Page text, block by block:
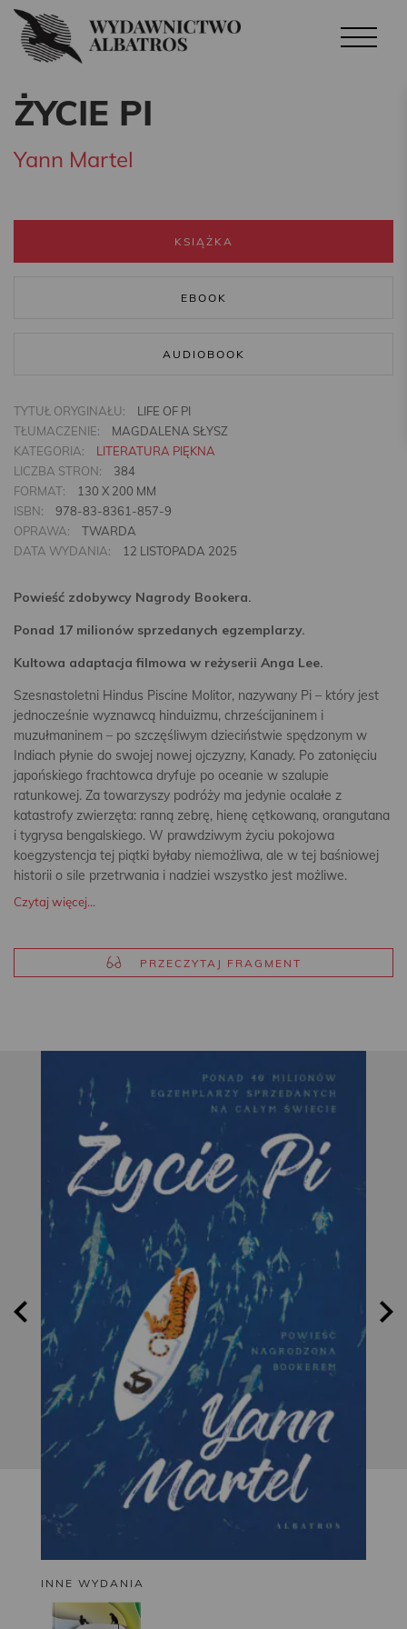
ŻYCIE PI
Yann Martel
KSIĄŻKA
EBOOK
AUDIOBOOK
TYTUŁ ORYGINAŁU:
LIFE OF PI
TŁUMACZENIE:
MAGDALENA SŁYSZ
KATEGORIA:
LITERATURA PIĘKNA
LICZBA STRON:
384
FORMAT:
130 X 200 MM
ISBN:
978-83-8361-857-9
OPRAWA:
TWARDA
DATA WYDANIA:
12 LISTOPADA 2025
Powieść zdobywcy Nagrody Bookera.
Ponad 17 milionów sprzedanych egzemplarzy.
Kultowa adaptacja filmowa w reżyserii Anga Lee.
Szesnastoletni Hindus Piscine Molitor, nazywany Pi – który jest
jednocześnie wyznawcą hinduizmu, chrześcijaninem i
muzułmaninem – po szczęśliwym dzieciństwie spędzonym w
Indiach płynie do swojej nowej ojczyzny, Kanady. Po zatonięciu
japońskiego frachtowca dryfuje po oceanie w szalupie
ratunkowej. Za towarzyszy podróży ma jedynie ocalałe z
katastrofy zwierzęta: ranną zebrę, hienę cętkowaną, orangutana
i tygrysa bengalskiego. W prawdziwym życiu pokojowa
koegzystencja tej piątki byłaby niemożliwa, ale w tej baśniowej
historii o sile przetrwania i nadziei wszystko jest możliwe.
Czytaj więcej...
PRZECZYTAJ FRAGMENT
INNE WYDANIA